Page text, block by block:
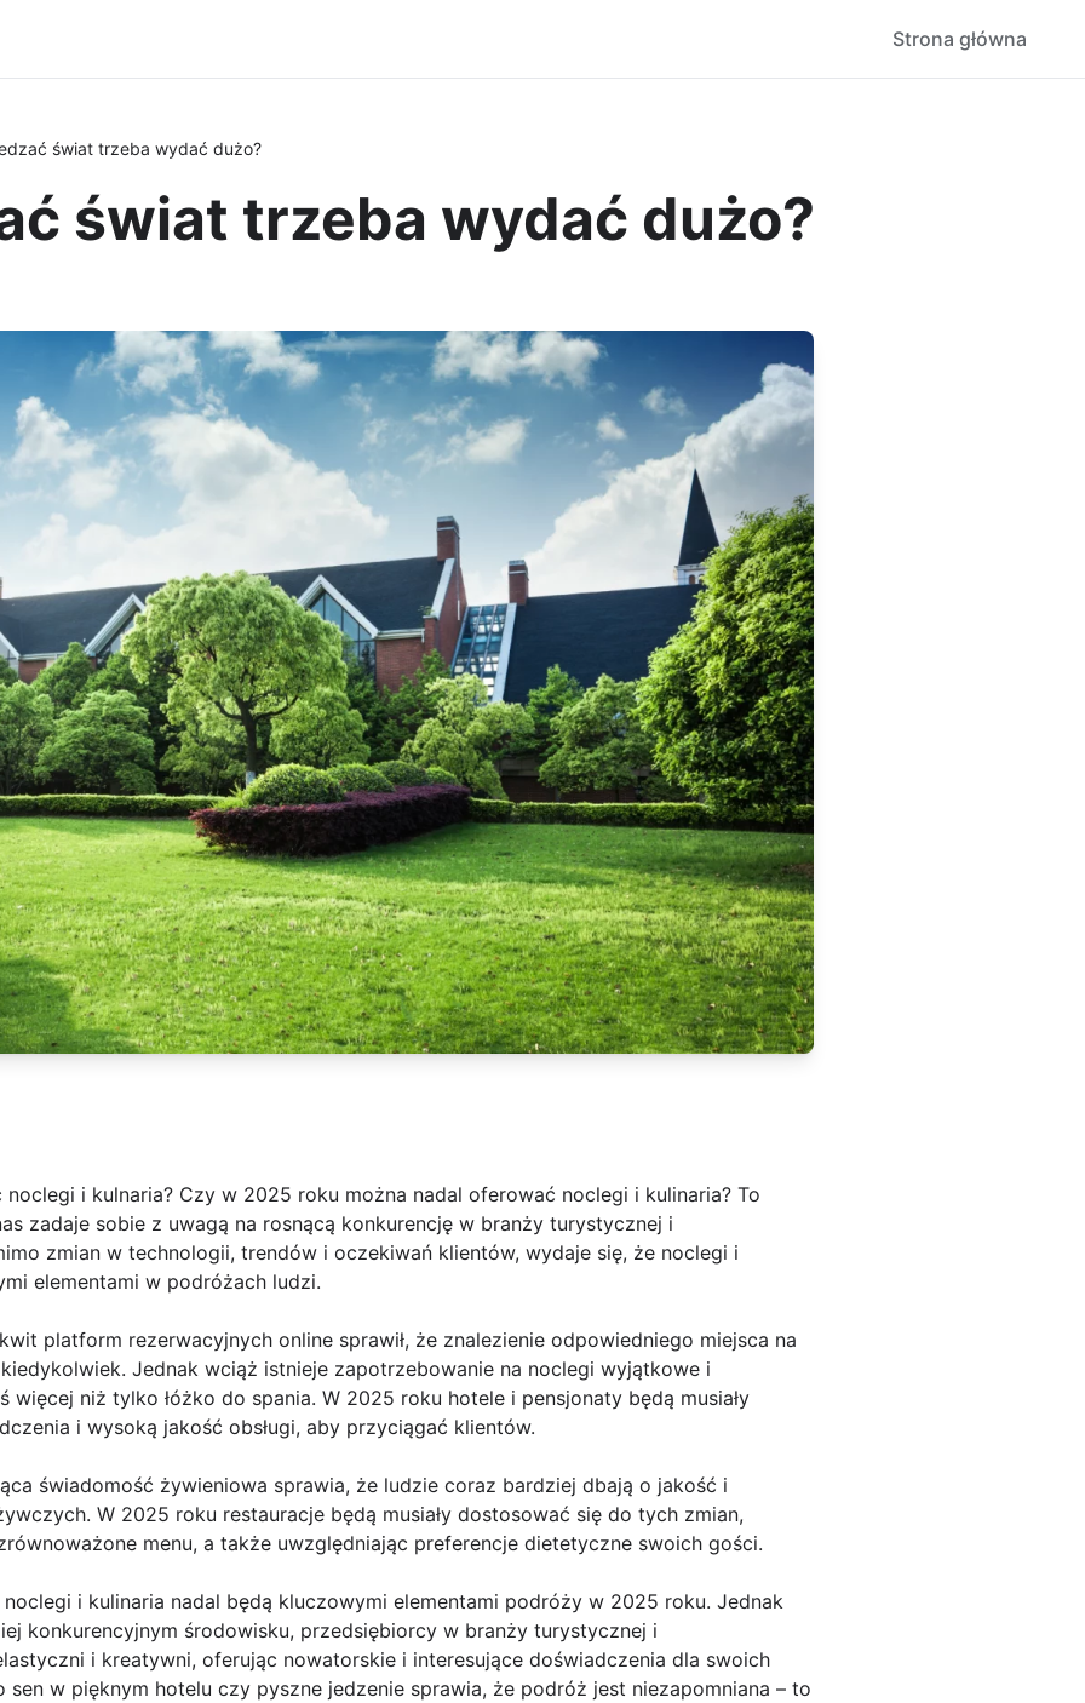
Strona główna
świat trzeba wydać dużo?
świat trzeba wydać dużo?
i kulnaria? Czy w 2025 roku można nadal oferować noclegi i kulinaria? To
zadaje sobie z uwagą na rosnącą konkurencję w branży turystycznej i
zmian w technologii, trendów i oczekiwań klientów, wydaje się, że noclegi i
elementami w podróżach ludzi.
platform rezerwacyjnych online sprawił, że znalezienie odpowiedniego miejsca na
kiedykolwiek. Jednak wciąż istnieje zapotrzebowanie na noclegi wyjątkowe i
więcej niż tylko łóżko do spania. W 2025 roku hotele i pensjonaty będą musiały
i wysoką jakość obsługi, aby przyciągać klientów.
świadomość żywieniowa sprawia, że ludzie coraz bardziej dbają o jakość i
W 2025 roku restauracje będą musiały dostosować się do tych zmian,
menu, a także uwzględniając preferencje dietetyczne swoich gości.
i kulinaria nadal będą kluczowymi elementami podróży w 2025 roku. Jednak
konkurencyjnym środowisku, przedsiębiorcy w branży turystycznej i
i kreatywni, oferując nowatorskie i interesujące doświadczenia dla swoich
w pięknym hotelu czy pyszne jedzenie sprawia, że podróż jest niezapomniana – to